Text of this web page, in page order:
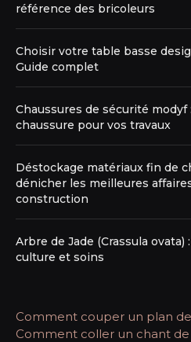
référence des bricoleurs
Choisir votre table basse
Guide complet
Chaussures de sécurité
chaussure pour vos travaux
Déstockage matériaux fin de
dénicher les meilleures
construction
Arbre de Jade (Crassula
culture et soins
Comment couper un plan de
Comment coller un chant de